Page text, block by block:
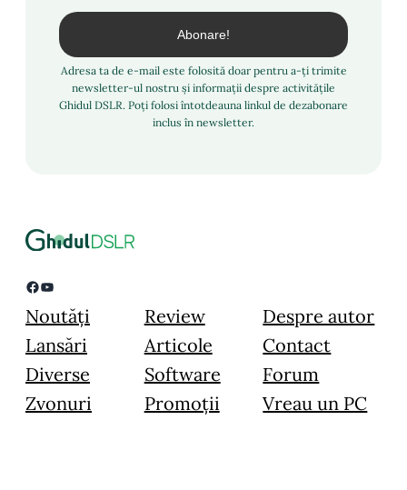
Adresa ta de e-mail este folosită doar pentru a-ți trimite
newsletter-ul nostru și informații despre activitățile
Ghidul DSLR. Poți folosi întotdeauna linkul de dezabonare
inclus în newsletter.
Facebook YouTube
Noutăți
Lansări
Diverse
Zvonuri
Review
Articole
Software
Promoții
Despre autor
Contact
Forum
Vreau un PC